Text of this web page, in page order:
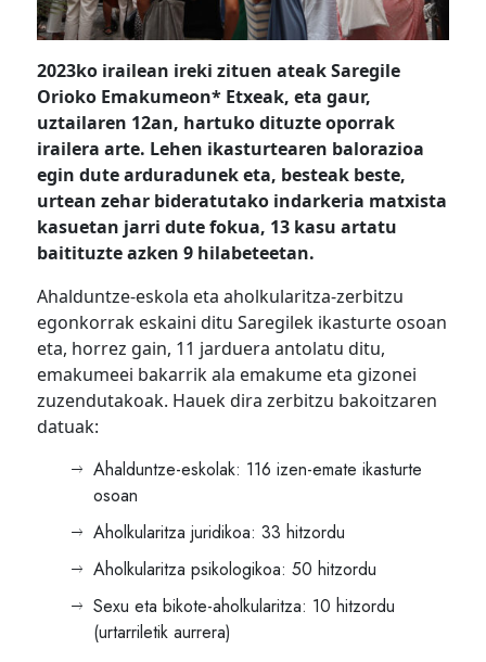
2023ko irailean ireki zituen ateak Saregile
Orioko Emakumeon* Etxeak, eta gaur,
uztailaren 12an, hartuko dituzte oporrak
irailera arte. Lehen ikasturtearen balorazioa
egin dute arduradunek eta, besteak beste,
urtean zehar bideratutako indarkeria matxista
kasuetan jarri dute fokua, 13 kasu artatu
baitituzte azken 9 hilabeteetan.
Ahalduntze-eskola eta aholkularitza-zerbitzu
egonkorrak eskaini ditu Saregilek ikasturte osoan
eta, horrez gain, 11 jarduera antolatu ditu,
emakumeei bakarrik ala emakume eta gizonei
zuzendutakoak. Hauek dira zerbitzu bakoitzaren
datuak:
Ahalduntze-eskolak: 116 izen-emate ikasturte
osoan
Aholkularitza juridikoa: 33 hitzordu
Aholkularitza psikologikoa: 50 hitzordu
Sexu eta bikote-aholkularitza: 10 hitzordu
(urtarriletik aurrera)